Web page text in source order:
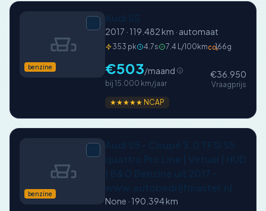
benzine
2017 · 119.482 km · automaat
353 pk 4.7s 7.4 L/100kmCO₂166g
€503/maand
bij 15.000 km/jaar
€36.950
Vraagprijs
★★★★★ NCAP
benzine
None · 190.394 km